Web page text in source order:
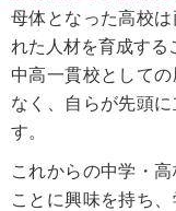
母体となった高校
れた人材を育成する
中高一貫校として
なく、自らが先頭
す。
これからの中学・
ことに興味を持ち